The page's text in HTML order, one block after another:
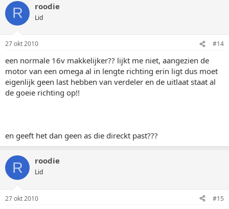
R roodie
Lid
27 okt 2010 #14
een normale 16v makkelijker?? lijkt me niet, aangezien de
motor van een omega al in lengte richting erin ligt dus moet
eigenlijk geen last hebben van verdeler en de uitlaat staat al
de goeie richting op!!
en geeft het dan geen as die direckt past???
R roodie
Lid
27 okt 2010 #15